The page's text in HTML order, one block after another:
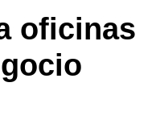
oficinas